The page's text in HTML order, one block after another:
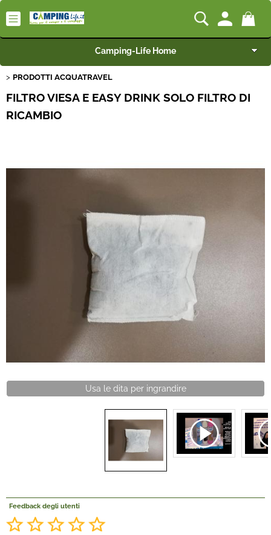
Camping-Life Home
Articoli per Camper e Caravan
Rimorchi
Nautica
Offerte Del mese
La nostra Officina
Veicoli Pronta consegna
Lavora Con Noi
PRODOTTI ACQUATRAVEL
FILTRO VIESA E EASY DRINK SOLO FILTRO DI
RICAMBIO
Usa le dita per ingrandire
Feedback degli utenti